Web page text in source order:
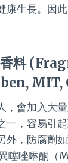
康生長。因
香料
，會加入大
一，容易引
外，防腐劑
噻唑啉酮（